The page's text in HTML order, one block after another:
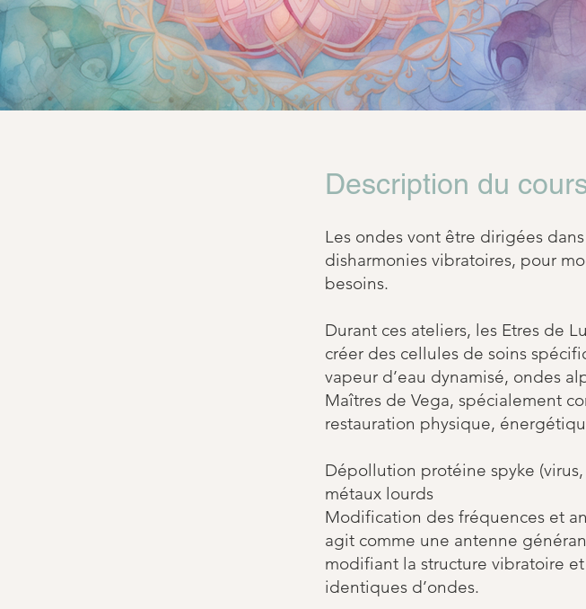
Description du
Les ondes vont être dirigées
disharmonies vibratoires, pour
besoins.
Durant ces ateliers, les Etres de
créer des cellules de soins
vapeur d’eau dynamisé, ondes
Maîtres de Vega, spécialement
restauration physique,
Dépollution protéine spyke
métaux lourds
Modification des fréquences et
agit comme une antenne
modifiant la structure vibratoire
identiques d’ondes.